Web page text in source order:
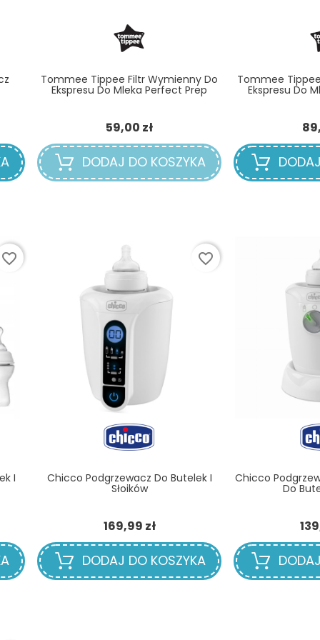
Tommee Tippee Filtr Wymienny Do
Ekspresu Do Mleka Perfect Prep
59,00 złCena
DODAJ DO KOSZYKA
Tommee
Ekspresu Do
I
favorite_border
Chicco Podgrzewacz Do Butelek I
Słoików
169,99 złCena
DODAJ DO KOSZYKA
favorite_border
Chicco
Do